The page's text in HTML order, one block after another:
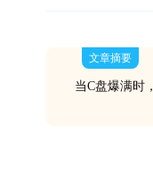
文章摘要
当C盘爆满时